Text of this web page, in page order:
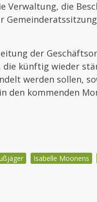
Verwaltung, die
der
die künftig wieder
werden sollen,
den kommenden
Isabelle Moonens